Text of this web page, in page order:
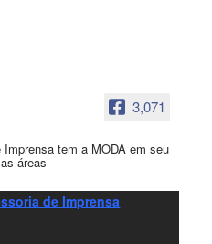
3,071
tem a MODA em seu
áreas
de Imprensa